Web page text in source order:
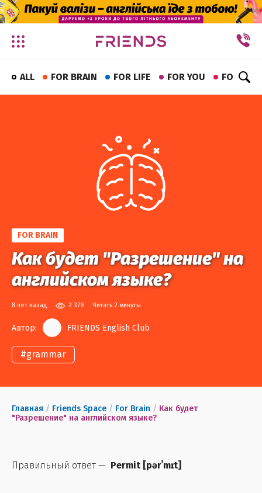
✕
ALL FOR BRAIN FOR LIFE FOR YOU FOR FUN
FOR BRAIN
Как будет "Разрешение" на
английском языке?
8 лет назад 2 379 Читать 2 минуты
Автор: FRIENDS English Club
#grammar
Главная / Friends Space / For Brain / Как будет
"Разрешение" на английском языке?
Правильный ответ — Permit [pərˈmɪt]